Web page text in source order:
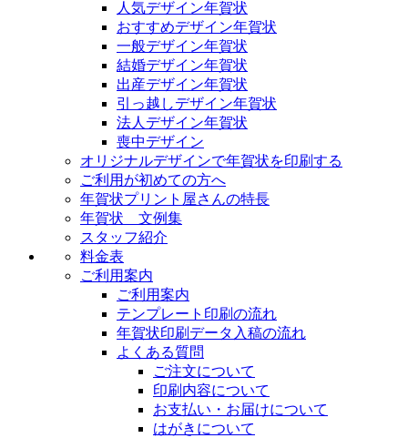
人気デザイン年賀状
おすすめデザイン年賀状
一般デザイン年賀状
結婚デザイン年賀状
出産デザイン年賀状
引っ越しデザイン年賀状
法人デザイン年賀状
喪中デザイン
オリジナルデザインで年賀状を印刷する
ご利用が初めての方へ
年賀状プリント屋さんの特長
年賀状 文例集
スタッフ紹介
料金表
ご利用案内
ご利用案内
テンプレート印刷の流れ
年賀状印刷データ入稿の流れ
よくある質問
ご注文について
印刷内容について
お支払い・お届けについて
はがきについて